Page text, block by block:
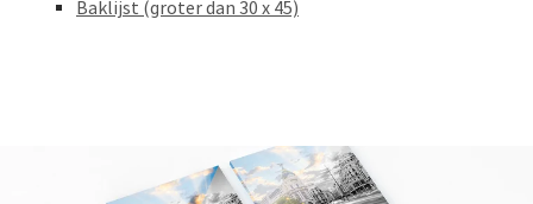
Baklijst (groter dan 30 x 45)